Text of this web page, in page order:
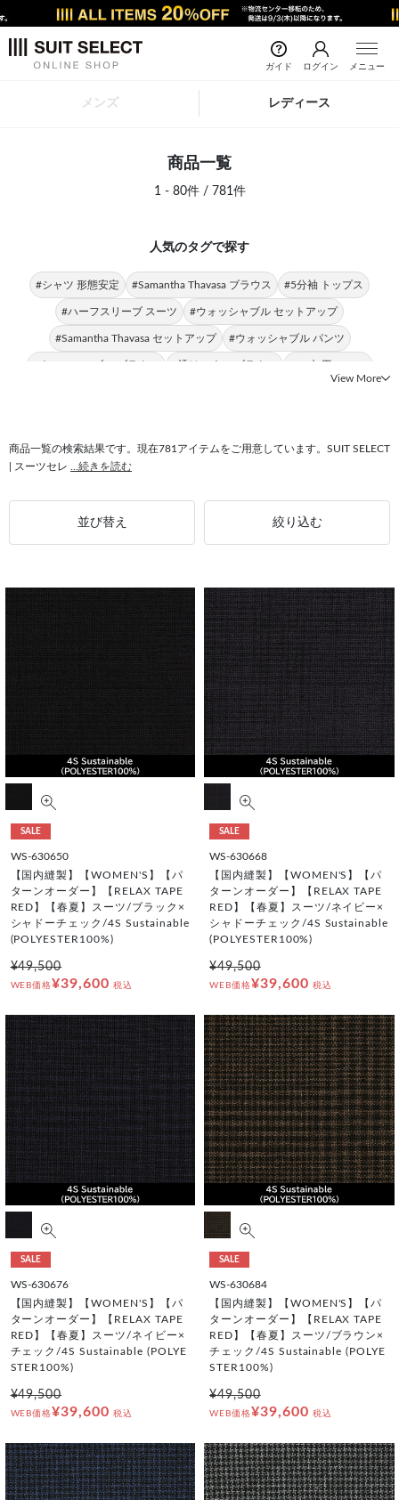
ガイド ログイン メニュー
メンズ レディース
商品一覧
1 - 80件 / 781件
人気のタグで探す
#シャツ 形態安定 #Samantha Thavasa ブラウス #5分袖 トップス
#ハーフスリーブ スーツ #ウォッシャブル セットアップ
#Samantha Thavasa セットアップ #ウォッシャブル パンツ
#ウォッシャブル ブラウス #透けにくい ブラウス #UV加工 シャツ
#日本製 サイドベンツ #レディース トップス #トップス 快適
View More
商品一覧の検索結果です。現在781アイテムをご用意しています。SUIT SELECT
| スーツセレ
...続きを読む
並び替え 絞り込む
SALE
WS-630650
【国内縫製】【WOMEN'S】【パ
ターンオーダー】【RELAX TAPE
RED】【春夏】スーツ/ブラック×
シャドーチェック/4S Sustainable
(POLYESTER100%)
¥49,500
WEB価格¥39,600 税込
SALE
WS-630668
【国内縫製】【WOMEN'S】【パ
ターンオーダー】【RELAX TAPE
RED】【春夏】スーツ/ネイビー×
シャドーチェック/4S Sustainable
(POLYESTER100%)
¥49,500
WEB価格¥39,600 税込
SALE
WS-630676
【国内縫製】【WOMEN'S】【パ
ターンオーダー】【RELAX TAPE
RED】【春夏】スーツ/ネイビー×
チェック/4S Sustainable (POLYE
STER100%)
¥49,500
WEB価格¥39,600 税込
SALE
WS-630684
【国内縫製】【WOMEN'S】【パ
ターンオーダー】【RELAX TAPE
RED】【春夏】スーツ/ブラウン×
チェック/4S Sustainable (POLYE
STER100%)
¥49,500
WEB価格¥39,600 税込